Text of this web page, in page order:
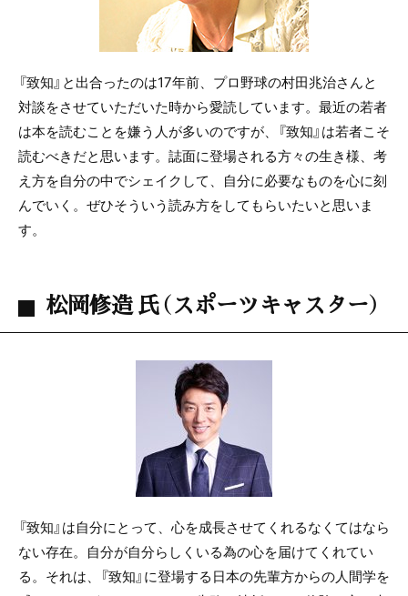
『致知』と出合ったのは17年前、プロ野球の村田兆治さんと
対談をさせていただいた時から愛読しています。最近の若者
は本を読むことを嫌う人が多いのですが、『致知』は若者こそ
読むべきだと思います。誌面に登場される方々の生き様、考
え方を自分の中でシェイクして、自分に必要なものを心に刻
んでいく。ぜひそういう読み方をしてもらいたいと思いま
す。
松岡修造 氏（スポーツキャスター）
『致知』は自分にとって、心を成長させてくれるなくてはなら
ない存在。自分が自分らしくいる為の心を届けてくれてい
る。それは、『致知』に登場する日本の先輩方からの人間学を